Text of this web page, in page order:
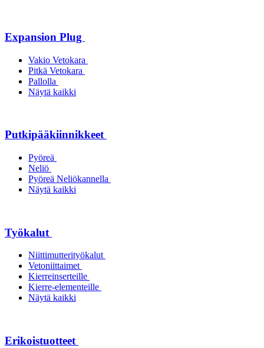
Expansion Plug
Vakio Vetokara
Pitkä Vetokara
Pallolla
Näytä kaikki
Putkipääkiinnikkeet
Pyöreä
Neliö
Pyöreä Neliökannella
Näytä kaikki
Työkalut
Niittimutterityökalut
Vetoniittaimet
Kierreinserteille
Kierre-elementeille
Näytä kaikki
Erikoistuotteet